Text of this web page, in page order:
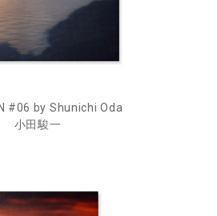
#06 by Shunichi Oda
小田駿一